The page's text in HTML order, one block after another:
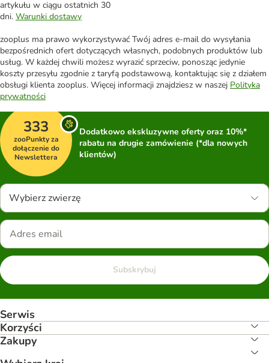
artykułu w ciągu ostatnich 30
dni. Warunki dostawy
zooplus ma prawo wykorzystywać Twój adres e-mail do wysyłania
bezpośrednich ofert dotyczących własnych, podobnych produktów lub
usług. W każdej chwili możesz wyrazić sprzeciw, ponosząc jedynie
koszty przesyłu zgodnie z taryfą podstawową, kontaktując się z działem
obsługi klienta zooplus. Więcej informacji znajdziesz w naszej Polityka
prywatności
333
zooPunkty za
dołączenie do
Newslettera
Dodatkowo ekskluzywne oferty oraz 10%*
rabatu na drugie zamówienie (*dla nowych
klientów)
Wybierz zwierzę
Subskrybuj
Serwis
Korzyści
Zakupy